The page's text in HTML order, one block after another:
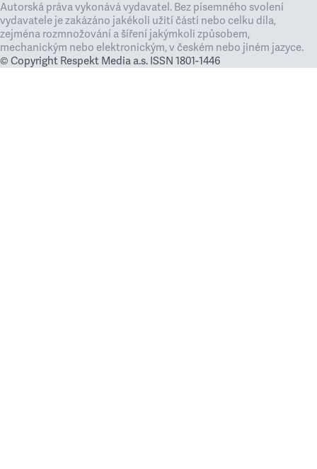
Autorská práva vykonává vydavatel. Bez písemného svolení
vydavatele je zakázáno jakékoli užití částí nebo celku díla,
zejména rozmnožování a šíření jakýmkoli způsobem,
mechanickým nebo elektronickým, v českém nebo jiném jazyce.
© Copyright Respekt Media a.s. ISSN 1801-1446